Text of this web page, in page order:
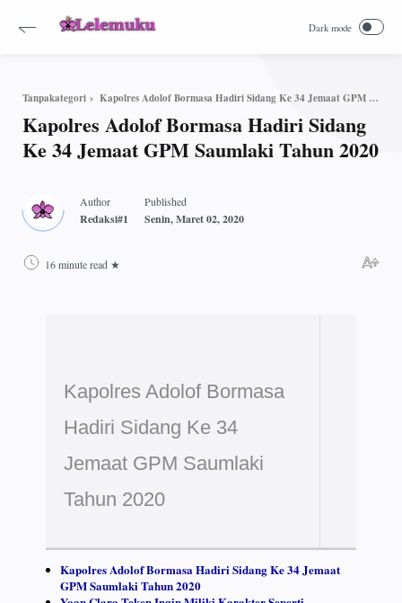
Tanpakategori Kapolres Adolof Bormasa Hadiri Sidang Ke 34 Jemaat GPM Saumlaki Tahun 2020
Kapolres Adolof Bormasa Hadiri Sidang
Ke 34 Jemaat GPM Saumlaki Tahun 2020
16 minute read
Kapolres Adolof Bormasa
Hadiri Sidang Ke 34
Jemaat GPM Saumlaki
Tahun 2020
Kapolres Adolof Bormasa Hadiri Sidang Ke 34 Jemaat
GPM Saumlaki Tahun 2020